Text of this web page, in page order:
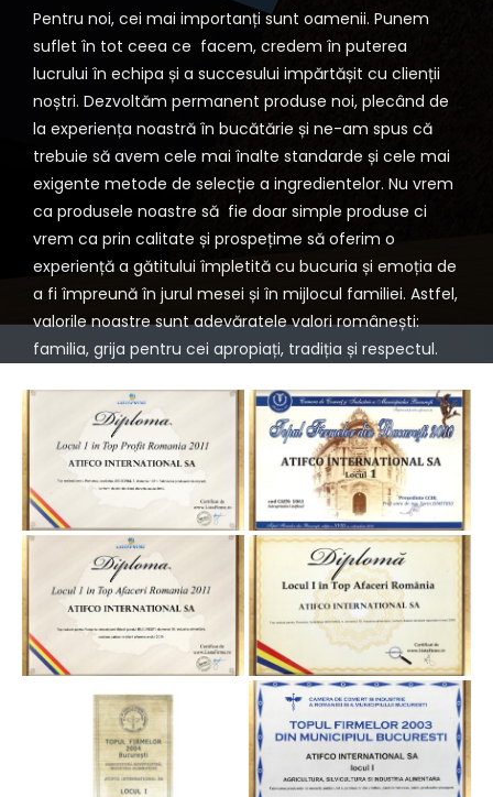
Pentru noi, cei mai importanți sunt oamenii. Punem
suflet în tot ceea ce facem, credem în puterea
lucrului în echipa și a succesului impărtășit cu clienții
noștri. Dezvoltăm permanent produse noi, plecând de
la experiența noastră în bucătărie și ne-am spus că
trebuie să avem cele mai înalte standarde și cele mai
exigente metode de selecție a ingredientelor. Nu vrem
ca produsele noastre să fie doar simple produse ci
vrem ca prin calitate și prospețime să oferim o
experiență a gătitului împletită cu bucuria și emoția de
a fi împreună în jurul mesei și în mijlocul familiei. Astfel,
valorile noastre sunt adevăratele valori românești:
familia, grija pentru cei apropiați, tradiția și respectul.